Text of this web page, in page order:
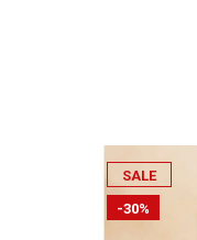
SALE
-30%
SALE
-30%